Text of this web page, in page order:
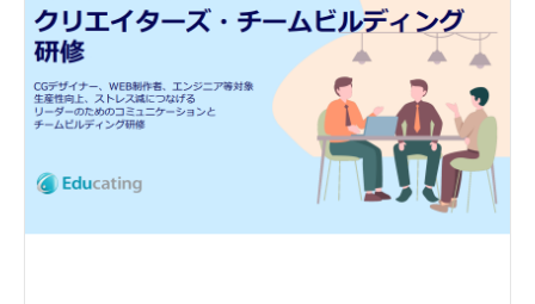
るため、ミスマッチのリスクがありません。 ■強みはなにか ・最大の強
みは、属人化しやすい督促業務から「人」の制約を完全に取り除き、圧倒
的なコストパフォーマンスを実現できる点にあります。 ・雇用リスクの
解消： 病欠、退職、採用難といった人員確保の悩みから解放され、常に
安定した稼働率を維持できます。 ・教育コストの削減： ロボットのため
初期教育やマナー研修が不要で、導入したその日から「ミスなく、忘れ
ず」業務を遂行します。 ・業務負担の軽減： 採用活動や年末調整といっ
た雇用に伴う事務負担を削減し、コア業務に集中できる環境を整えます。
・高い正確性： 感情に左右されず、事前の打ち合わせに基づいた最適な
文言で一貫性のある対応を継続します。 ■導入実績や事例 ・債権回収が